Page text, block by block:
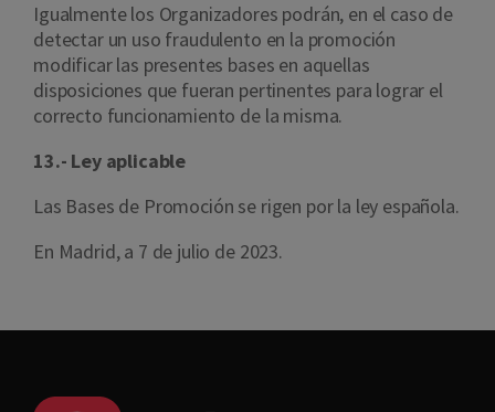
Igualmente los Organizadores podrán, en el caso de
detectar un uso fraudulento en la promoción
modificar las presentes bases en aquellas
disposiciones que fueran pertinentes para lograr el
correcto funcionamiento de la misma.
13.- Ley aplicable
Las Bases de Promoción se rigen por la ley española.
En Madrid, a 7 de julio de 2023.